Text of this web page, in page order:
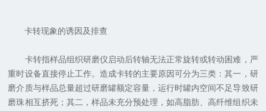
卡转现象的诱因及排查
卡转指样品组织研磨仪启动后转轴无法正常旋转或转动困难，严
重时设备直接停止工作。造成卡转的主要原因可分为三类：其一，研
磨介质与样品总量超过研磨罐额定容量，运行时罐内空间不足导致研
磨珠相互挤死；其二，样品未充分预处理，如高脂肪、高纤维组织未